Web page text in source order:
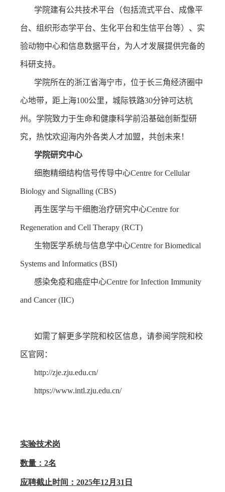
学院建有公共技术平台（包括流式平台、成像平
台、组织形态学平台、生化平台和生信平台等）、实
验动物中心和信息数据平台，为人才发展提供完备的
科研支持。
学院所在的浙江省海宁市，位于长三角经济圈中
心地带，距上海100公里，城际铁路30分钟可达杭
州。学院致力于生命和健康科学前沿基础创新型研
究，热忱欢迎海内外各类人才加盟，共创未来！
学院研究中心
细胞精细结构信号传导中心Centre for Cellular
Biology and Signalling (CBS)
再生医学与干细胞治疗研究中心Centre for
Regeneration and Cell Therapy (RCT)
生物医学系统与信息学中心Centre for Biomedical
Systems and Informatics (BSI)
感染免疫和癌症中心Centre for Infection Immunity
and Cancer (IIC)
如需了解更多学院和校区信息，请参阅学院和校
区官网：
http://zje.zju.edu.cn/
https://www.intl.zju.edu.cn/
实验技术岗
数量： 2名
应聘截止时间： 2025年12月 31 日